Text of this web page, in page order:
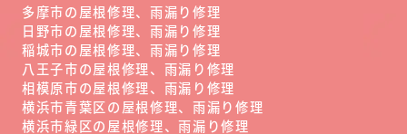
多摩市の屋根修理、雨漏り修理
日野市の屋根修理、雨漏り修理
稲城市の屋根修理、雨漏り修理
八王子市の屋根修理、雨漏り修理
相模原市の屋根修理、雨漏り修理
横浜市青葉区の屋根修理、雨漏り修理
横浜市緑区の屋根修理、雨漏り修理